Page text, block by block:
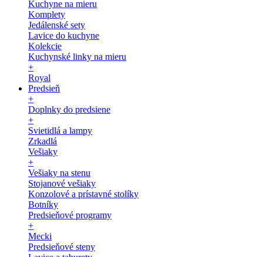
Kuchyne na mieru
Komplety
Jedálenské sety
Lavice do kuchyne
Kolekcie
Kuchynské linky na mieru
+
Royal
Predsieň
+
Doplnky do predsiene
+
Svietidlá a lampy
Zrkadlá
Vešiaky
+
Vešiaky na stenu
Stojanové vešiaky
Konzolové a prístavné stolíky
Botníky
Predsieňové programy
+
Mecki
Predsieňové steny